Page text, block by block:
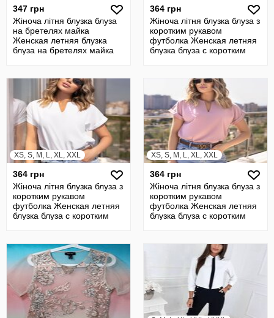
347 грн
Жіноча літня блузка блуза
на бретелях майка
Женская летняя блузка
блуза на бретелях майка
364 грн
Жіноча літня блузка блуза з
коротким рукавом
футболка Женская летняя
блузка блуза с коротким
XS, S, M, L, XL, XXL
364 грн
Жіноча літня блузка блуза з
коротким рукавом
футболка Женская летняя
блузка блуза с коротким
XS, S, M, L, XL, XXL
364 грн
Жіноча літня блузка блуза з
коротким рукавом
футболка Женская летняя
блузка блуза с коротким